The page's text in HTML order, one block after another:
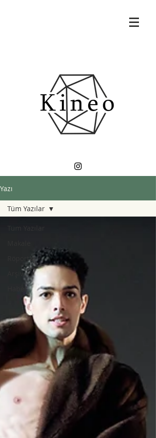
Yazı
Tüm Yazılar
Röportaj
Arşiv
Haber
Tüm Yazılar